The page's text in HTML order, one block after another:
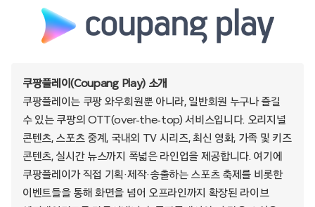
쿠팡플레이(Coupang Play) 소개
쿠팡플레이는 쿠팡 와우회원뿐 아니라, 일반회원 누구나 즐길
수 있는 쿠팡의 OTT(over-the-top) 서비스입니다. 오리지널
콘텐츠, 스포츠 중계, 국내외 TV 시리즈, 최신 영화, 가족 및 키즈
콘텐츠, 실시간 뉴스까지 폭넓은 라인업을 제공합니다. 여기에
쿠팡플레이가 직접 기획·제작·송출하는 스포츠 축제를 비롯한
이벤트들을 통해 화면을 넘어 오프라인까지 확장된 라이브